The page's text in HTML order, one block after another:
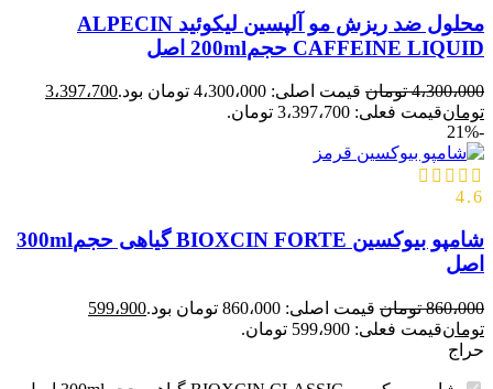
محلول ضد ریزش مو آلپسین لیکوئید ALPECIN
CAFFEINE LIQUID حجم200ml اصل
4،300،000 تومان قیمت اصلی: 4،300،000 تومان بود.
3،397،700
تومانقیمت فعلی: 3،397،700 تومان.
-21%
4.6
شامپو بیوکسین BIOXCIN FORTE گیاهی حجم300ml
اصل
860،000 تومان قیمت اصلی: 860،000 تومان بود.
599،900
تومانقیمت فعلی: 599،900 تومان.
حراج